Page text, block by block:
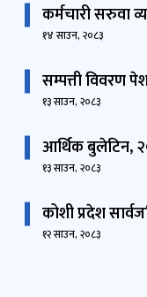
कर्मचारी सरुवा
१४ साउन, २०८३
सम्पत्ती विवरण
१३ साउन, २०८३
आर्थिक बुलेटिन,
१३ साउन, २०८३
कोशी प्रदेश
१२ साउन, २०८३